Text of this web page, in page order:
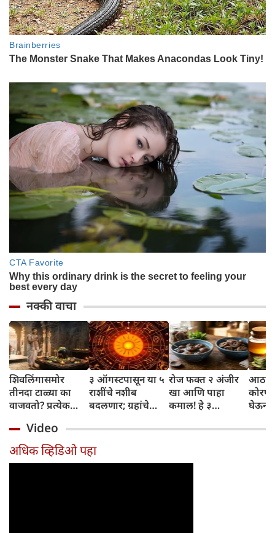
नक्की वाचा
शिवलिंगासमोर
तीनदा टाळ्या का
वाजवतो? प्रत्येक
जाणून घ्या
३ ऑगस्टपासून या ५
राशींचे नशीब
बदलणार; ग्रहांचे
संपतील आणि शुभ
दिवसांची सुरुवात
होईल
रोज फक्त २ अंजीर
खा आणि पाहा
कमाल! हे ३
तुम्हाला ठाऊक
घेऊन
Video
अधिक व्हिडिओ पहा